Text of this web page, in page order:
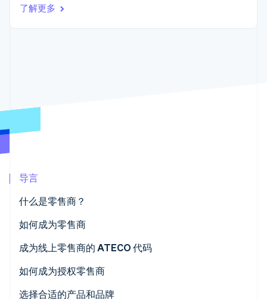
加速结账
欺诈防范
初创企业注册
了解 Stripe 如何为 AI 构建经济基础设施。
酒店、旅游与休闲
联系销售
了解更多
导言
什么是零售商？
如何成为零售商
确定业务模式
申请增值税税号
在商业登记处登记
成为线上零售商的 ATECO 代码
如何成为授权零售商
品牌的授权零售商有哪些？
选择合适的产品和品牌